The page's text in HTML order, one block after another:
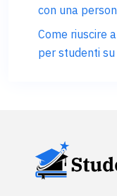
con una
Come riuscire
per studenti